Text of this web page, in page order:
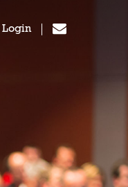
Login